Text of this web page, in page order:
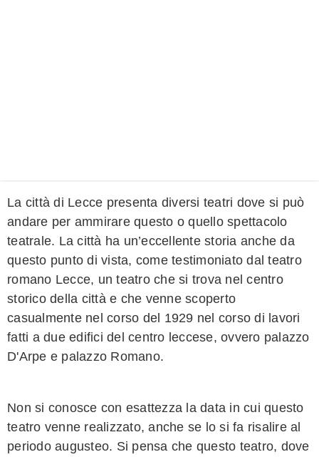
La città di Lecce presenta diversi teatri dove si può
andare per ammirare questo o quello spettacolo
teatrale. La città ha un’eccellente storia anche da
questo punto di vista, come testimoniato dal teatro
romano Lecce, un teatro che si trova nel centro
storico della città e che venne scoperto
casualmente nel corso del 1929 nel corso di lavori
fatti a due edifici del centro leccese, ovvero palazzo
D'Arpe e palazzo Romano.
Non si conosce con esattezza la data in cui questo
teatro venne realizzato, anche se lo si fa risalire al
periodo augusteo. Si pensa che questo teatro, dove